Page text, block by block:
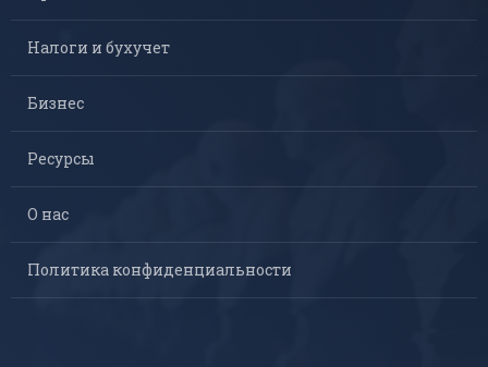
Налоги и бухучет
Бизнес
Ресурсы
О нас
Политика конфиденциальности